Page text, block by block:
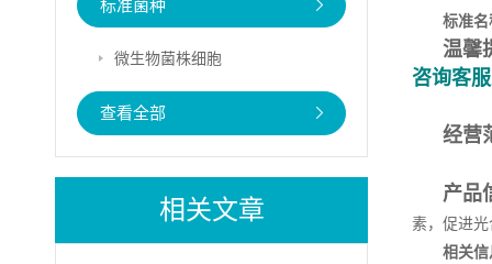
标准菌种
微生物菌株细胞
查看全部
相关文章
标准名
温馨
咨询客
经营
产品
素，促进
相关